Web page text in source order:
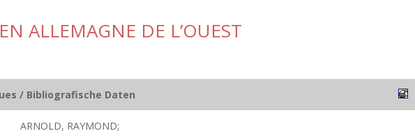
ALLEMAGNE DE L’OUEST
/ Bibliografische Daten
ARNOLD, RAYMOND;